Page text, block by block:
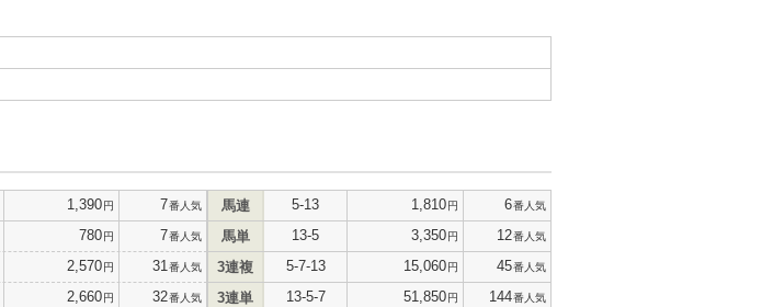
1,390円 7番人気
780円 7番人気
2,570円 31 番人気
2,660円 32番人気
馬連 5-13 1,810円 6番人気
馬単 13-5 3,350円 12番人気
3連複 5-7-13 15,060円 45番人気
3連単 13-5-7 51,850円 144番人気